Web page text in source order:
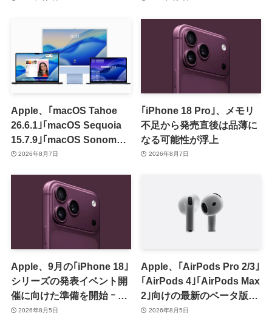
Apple、｢macOS Tahoe
26.6.1｣｢macOS Sequoia
15.7.9｣｢macOS Sonoma
14.8.9｣をリリース ｰ 画面共
2026年8月7日
｢iPhone 18 Pro｣、メモリ
不足から発売直後は品薄に
なる可能性が浮上
2026年8月7日
Apple、9月の｢iPhone 18｣
シリーズの発表イベント開
催に向けた準備を開始 ｰ 9
月8日か9月9日に開催見込
2026年8月5日
Apple、｢AirPods Pro 2/3｣
｢AirPods 4｣｢AirPods Max
2｣向けの最新のベータ版フ
ァームウェア｢9A5336b｣を
2026年8月5日